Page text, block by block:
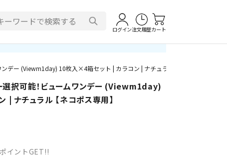
ログイン注文履歴カート
デー (Viewm1day) 10枚入×4箱セット | カラコン | ナチュラル 【ネコポス専用】
選択可能！ビュームワンデー (Viewm1day)
ナチュラル 【ネコポス専用】
イントGET!!